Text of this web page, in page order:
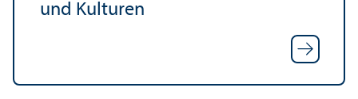
und Kulturen